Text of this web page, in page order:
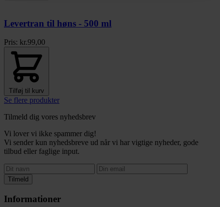
Levertran til høns - 500 ml
Pris: kr.99,00
Tilføj til kurv
Se flere produkter
Tilmeld dig vores nyhedsbrev
Vi lover vi ikke spammer dig!
Vi sender kun nyhedsbreve ud når vi har vigtige nyheder, gode
tilbud eller faglige input.
Tilmeld
Informationer